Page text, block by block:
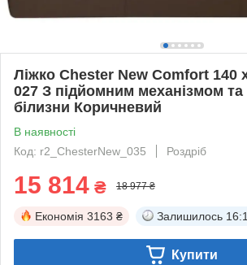
Ліжко Chester New Comfort 140
027 З підйомним механізмом
білизни Коричневий
В наявності
Код: r2_ChesterNew_035
Роздріб
15 814 ₴ 18 977 ₴
Економія 3163 ₴ Залишилось
Купити